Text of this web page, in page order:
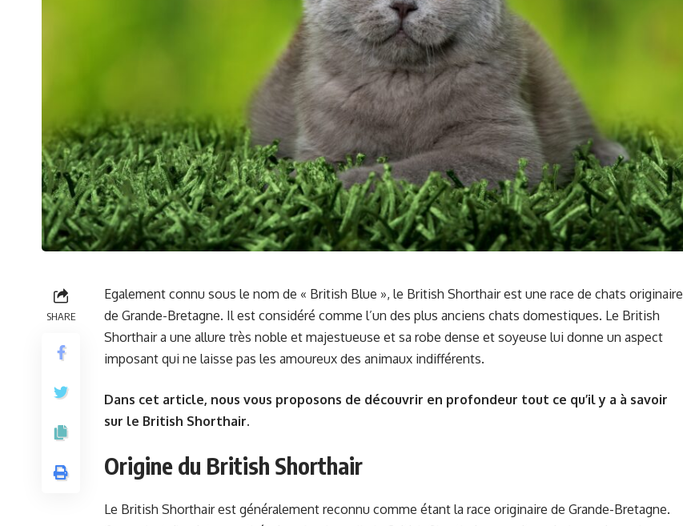
SHARE
Egalement connu sous le nom de « British Blue », le British Shorthair est une race de chats originaire
de Grande-Bretagne. Il est considéré comme l’un des plus anciens chats domestiques. Le British
Shorthair a une allure très noble et majestueuse et sa robe dense et soyeuse lui donne un aspect
imposant qui ne laisse pas les amoureux des animaux indifférents.
Dans cet article, nous vous proposons de découvrir en profondeur tout ce qu’il y a à savoir
sur le British Shorthair.
Origine du British Shorthair
Le British Shorthair est généralement reconnu comme étant la race originaire de Grande-Bretagne.